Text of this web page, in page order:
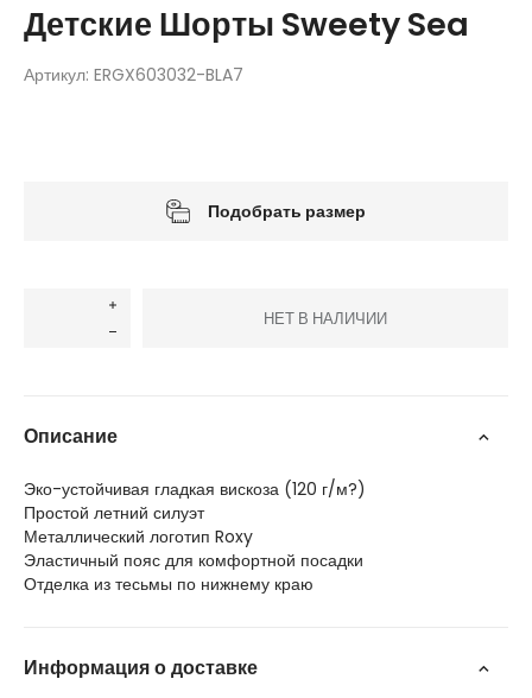
Детские Шорты Sweety Sea
Артикул: ERGX603032-BLA7
Подобрать размер
НЕТ В НАЛИЧИИ
Описание
Эко-устойчивая гладкая вискоза (120 г/м?)
Простой летний силуэт
Металлический логотип Roxy
Эластичный пояс для комфортной посадки
Отделка из тесьмы по нижнему краю
Информация о доставке